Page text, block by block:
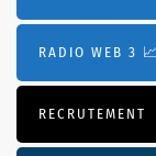
RADIO WEB 3 📈
RECRUTEMENT